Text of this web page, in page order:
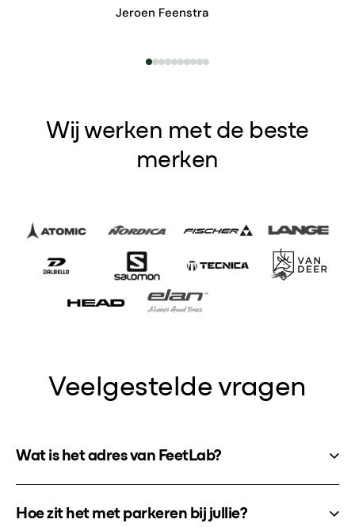
Jeroen Feenstra
Wij werken met de beste
merken
Veelgestelde vragen
Wat is het adres van FeetLab?
Hoe zit het met parkeren bij jullie?